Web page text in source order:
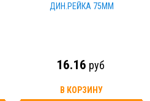
ДИН.РЕЙКА 75ММ
16.16 руб
В КОРЗИНУ